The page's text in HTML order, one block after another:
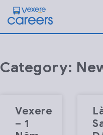
Category:
Vexere
– 1
HCM